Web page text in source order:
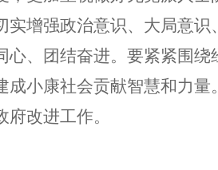
实增强政治意识、大局意
心、团结奋进。要紧紧围
成小康社会贡献智慧和力
改进工作。